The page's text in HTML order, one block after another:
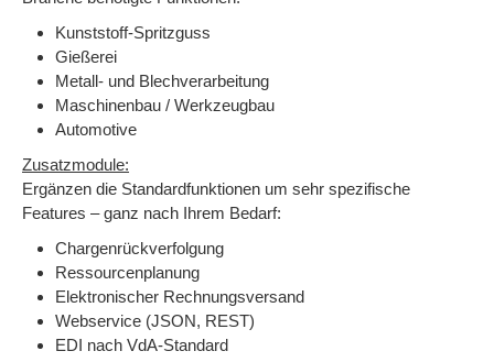
Kunststoff-Spritzguss
Gießerei
Metall- und Blechverarbeitung
Maschinenbau / Werkzeugbau
Automotive
Zusatzmodule:
Ergänzen die Standardfunktionen um sehr spezifische
Features – ganz nach Ihrem Bedarf:
Chargenrückverfolgung
Ressourcenplanung
Elektronischer Rechnungsversand
Webservice (JSON, REST)
EDI nach VdA-Standard